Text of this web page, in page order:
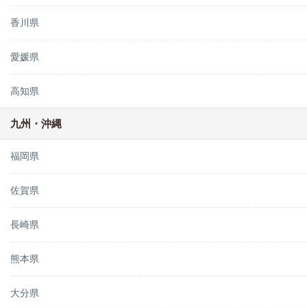
香川県
愛媛県
高知県
九州・沖縄
福岡県
佐賀県
長崎県
熊本県
大分県